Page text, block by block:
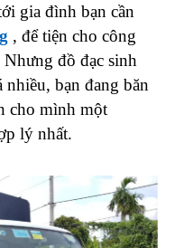
gia đình bạn cần
, để tiện cho công
đồ đạc sinh
nhiều, bạn đang băn
cho mình một
lý nhất.